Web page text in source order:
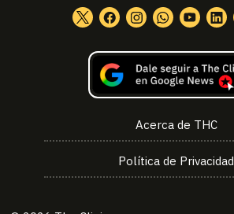
Acerca de THC
Política de Privacidad